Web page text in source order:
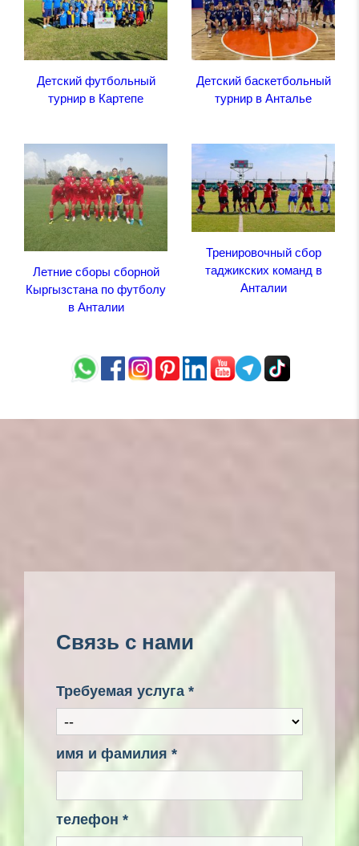
Детский футбольный
турнир в Картепе
Детский баскетбольный
турнир в Анталье
Летние сборы сборной
Кыргызстана по футболу
в Анталии
Тренировочный сбор
таджикских команд в
Анталии
Связь с нами
Требуемая услуга *
имя и фамилия *
телефон *